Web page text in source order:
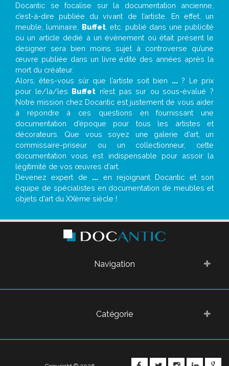
Docantic se focalise sur la documentation ancienne,
c’est-à-dire publiée du vivant de l’artiste. En effet, un
meuble, luminaire, Buffet, etc. publié dans une publicité
ou un article dédié à un évènement où était présent le
designer sera bien moins sujet à controverse qu’une
œuvre publiée dans un livre édité des années après la
mort du créateur.
Alors, êtes-vous sûr que l’artiste soit bien ...? Le prix
pour le/la/les Buffet n’est pas sur ou sous-évalué ?
Notre mission chez Docantic est justement de vous aider
à répondre à ces questions en fournissant une
documentation d’époque pour tous les artistes et
décorateurs. Que vous soyez une galerie d’art, un
commissaire-priseur ou un collectionneur, cette
documentation vous est indispensable pour assoir la
légitimité de vos œuvres d’art.
Devenez expert de ... en rejoignant Docantic et son
équipe de spécialistes en documentation de meubles et
objets d’art du XXème siècle !
Navigation
Catégorie